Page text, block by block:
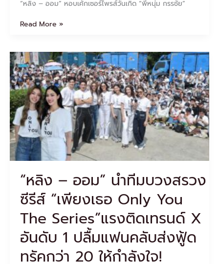
“หลิง – ออม” หอบเค้กเซอร์ไพรส์วันเกิด “พี่หนุ่ม กรรชัย”
Read More »
“หลิง – ออม” นำทีมบวงสรวง
ซีรีส์ “เพียงเธอ Only You
The Series”แรงติดเทรนด์ X
อันดับ 1 ปลื้มแฟนคลับส่งฟู้ด
ทรัคกว่า 20 ให้กำลังใจ!
“หลิง
–
ออม”
นำ
ทีม
บวงสรวง
ซี
รีส์
“เพียง
เธอ
Only
The
Series”แรง
ติด
รนด์
X
อันดับ
1
ปลื้ม